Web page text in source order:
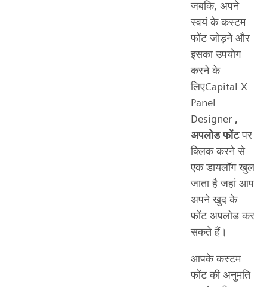
जबकि, अपने
स्वयं के कस्टम
फोंट जोड़ने और
इसका उपयोग
करने के
लिएCapital X
Panel
Designer ,
अपलोड फोंटपर
क्लिक करने से
एक डायलॉग खुल
जाता है जहां आप
अपने खुद के
फोंट अपलोड कर
सकते हैं।
आपके कस्टम
फोंट की अनुमति